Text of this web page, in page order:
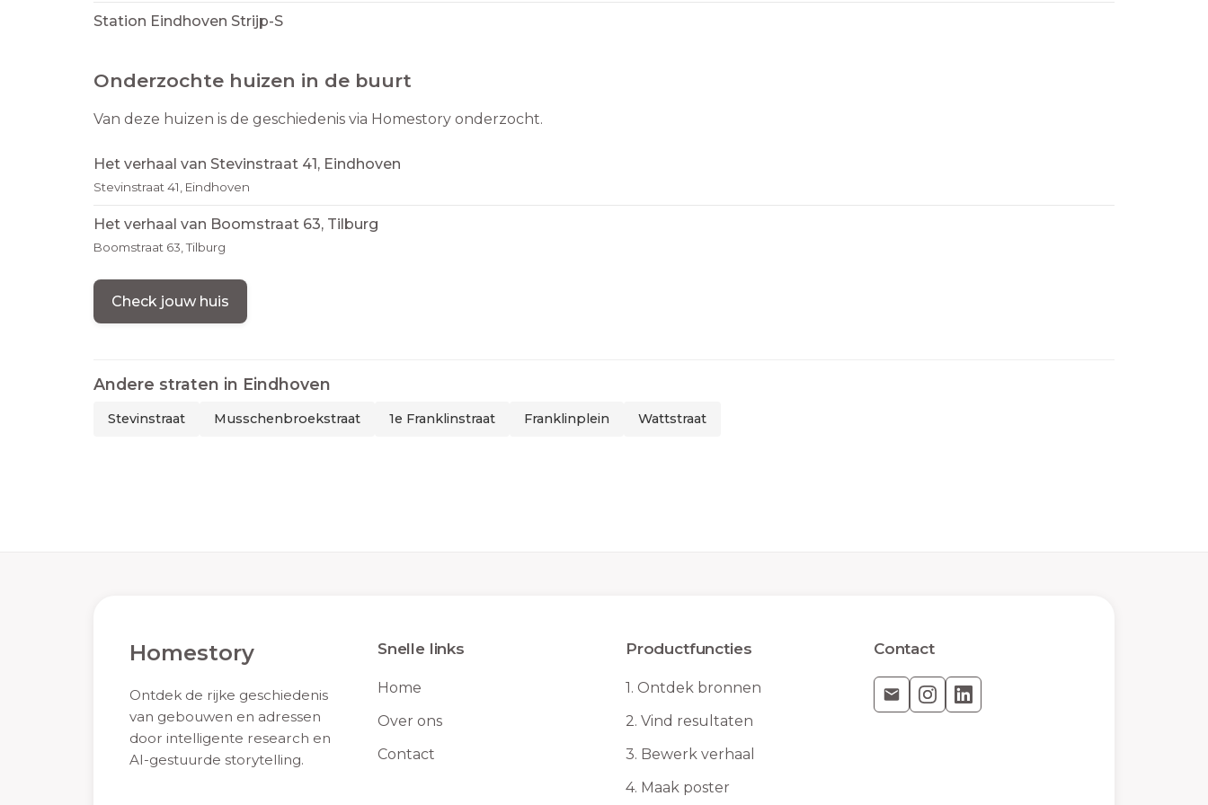
Station Eindhoven Strijp-S
Onderzochte huizen in de buurt
Van deze huizen is de geschiedenis via Homestory onderzocht.
Het verhaal van Stevinstraat 41, Eindhoven
Stevinstraat 41, Eindhoven
Het verhaal van Boomstraat 63, Tilburg
Boomstraat 63, Tilburg
Check jouw huis
Andere straten in Eindhoven
Stevinstraat Musschenbroekstraat 1e Franklinstraat Franklinplein Wattstraat
Homestory
Ontdek de rijke geschiedenis
van gebouwen en adressen
door intelligente research en
AI-gestuurde storytelling.
Snelle links
Home
Over ons
Contact
Productfuncties
1. Ontdek bronnen
2. Vind resultaten
3. Bewerk verhaal
4. Maak poster
Contact